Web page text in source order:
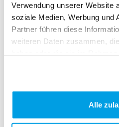
Verwendung unserer Website
soziale Medien, Werbung und
Partner führen diese
weiteren Daten zusammen,
Alle